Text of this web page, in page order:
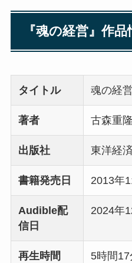
『魂の経営』作品
タイトル 魂の経営
著者 古森重
出版社 東洋経
書籍発売日 2013年
Audible配
信日
2024年
再生時間 5時間17